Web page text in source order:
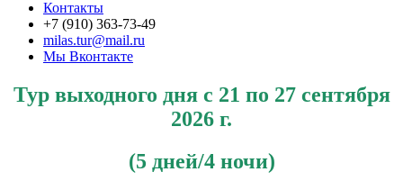
Контакты
+7 (910) 363-73-49
milas.tur@mail.ru
Мы Вконтакте
Тур выходного дня с 21 по 27 сентября
2026 г.
(5 дней/4 ночи)